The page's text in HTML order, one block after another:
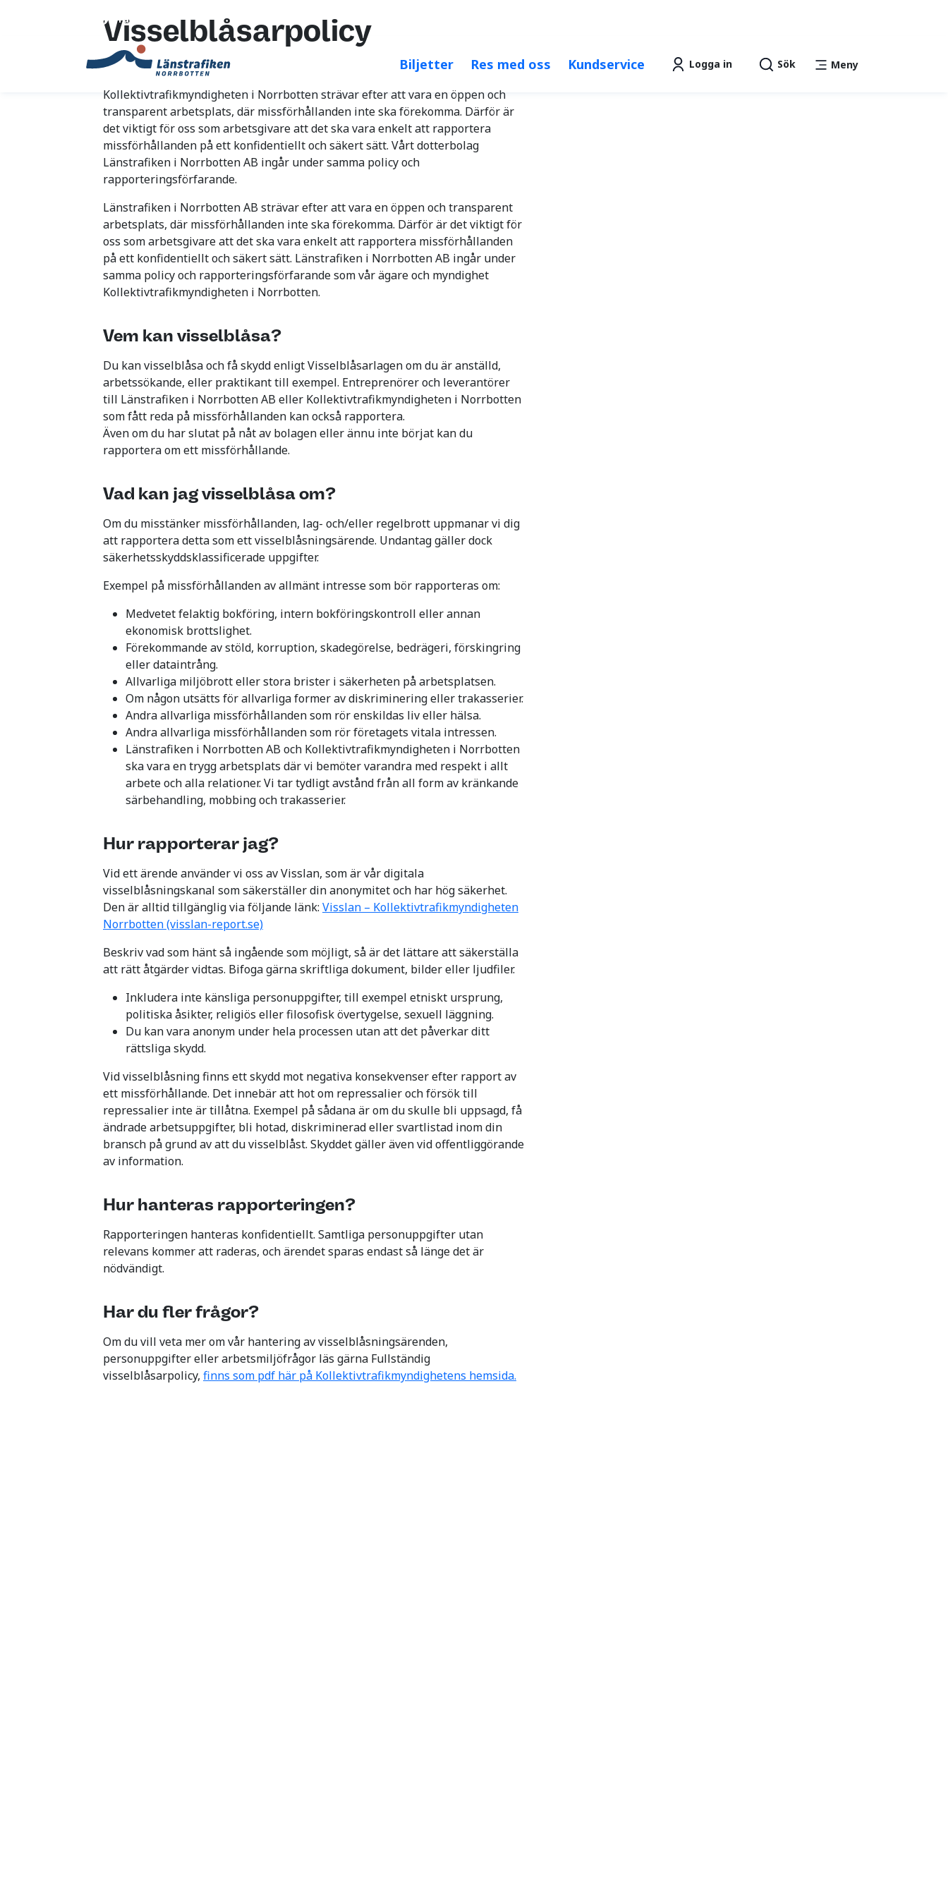
Translate
Biljetter Res med oss Kundservice Logga in Sök Meny
Visselblåsarpolicy
Kollektivtrafikmyndigheten i Norrbotten strävar efter att vara en öppen och
transparent arbetsplats, där missförhållanden inte ska förekomma. Därför är
det viktigt för oss som arbetsgivare att det ska vara enkelt att rapportera
missförhållanden på ett konfidentiellt och säkert sätt. Vårt dotterbolag
Länstrafiken i Norrbotten AB ingår under samma policy och
rapporteringsförfarande.
Länstrafiken i Norrbotten AB strävar efter att vara en öppen och transparent
arbetsplats, där missförhållanden inte ska förekomma. Därför är det viktigt för
oss som arbetsgivare att det ska vara enkelt att rapportera missförhållanden
på ett konfidentiellt och säkert sätt. Länstrafiken i Norrbotten AB ingår under
samma policy och rapporteringsförfarande som vår ägare och myndighet
Kollektivtrafikmyndigheten i Norrbotten.
Vem kan visselblåsa?
Du kan visselblåsa och få skydd enligt Visselblåsarlagen om du är anställd,
arbetssökande, eller praktikant till exempel. Entreprenörer och leverantörer
till Länstrafiken i Norrbotten AB eller Kollektivtrafikmyndigheten i Norrbotten
som fått reda på missförhållanden kan också rapportera.
Även om du har slutat på nåt av bolagen eller ännu inte börjat kan du
rapportera om ett missförhållande.
Vad kan jag visselblåsa om?
Om du misstänker missförhållanden, lag- och/eller regelbrott uppmanar vi dig
att rapportera detta som ett visselblåsningsärende. Undantag gäller dock
säkerhetsskyddsklassificerade uppgifter.
Exempel på missförhållanden av allmänt intresse som bör rapporteras om:
Medvetet felaktig bokföring, intern bokföringskontroll eller annan
ekonomisk brottslighet.
Förekommande av stöld, korruption, skadegörelse, bedrägeri, förskingring
eller dataintrång.
Allvarliga miljöbrott eller stora brister i säkerheten på arbetsplatsen.
Om någon utsätts för allvarliga former av diskriminering eller trakasserier.
Andra allvarliga missförhållanden som rör enskildas liv eller hälsa.
Andra allvarliga missförhållanden som rör företagets vitala intressen.
Länstrafiken i Norrbotten AB och Kollektivtrafikmyndigheten i Norrbotten
ska vara en trygg arbetsplats där vi bemöter varandra med respekt i allt
arbete och alla relationer. Vi tar tydligt avstånd från all form av kränkande
särbehandling, mobbing och trakasserier.
Hur rapporterar jag?
Vid ett ärende använder vi oss av Visslan, som är vår digitala
visselblåsningskanal som säkerställer din anonymitet och har hög säkerhet.
Den är alltid tillgänglig via följande länk: Visslan – Kollektivtrafikmyndigheten
Norrbotten (visslan-report.se)
Beskriv vad som hänt så ingående som möjligt, så är det lättare att säkerställa
att rätt åtgärder vidtas. Bifoga gärna skriftliga dokument, bilder eller ljudfiler.
Inkludera inte känsliga personuppgifter, till exempel etniskt ursprung,
politiska åsikter, religiös eller filosofisk övertygelse, sexuell läggning.
Du kan vara anonym under hela processen utan att det påverkar ditt
rättsliga skydd.
Vid visselblåsning finns ett skydd mot negativa konsekvenser efter rapport av
ett missförhållande. Det innebär att hot om repressalier och försök till
repressalier inte är tillåtna. Exempel på sådana är om du skulle bli uppsagd, få
ändrade arbetsuppgifter, bli hotad, diskriminerad eller svartlistad inom din
bransch på grund av att du visselblåst. Skyddet gäller även vid offentliggörande
av information.
Hur hanteras rapporteringen?
Rapporteringen hanteras konfidentiellt. Samtliga personuppgifter utan
relevans kommer att raderas, och ärendet sparas endast så länge det är
nödvändigt.
Har du fler frågor?
Om du vill veta mer om vår hantering av visselblåsningsärenden,
personuppgifter eller arbetsmiljöfrågor läs gärna Fullständig
visselblåsarpolicy, finns som pdf här på Kollektivtrafikmyndighetens hemsida.